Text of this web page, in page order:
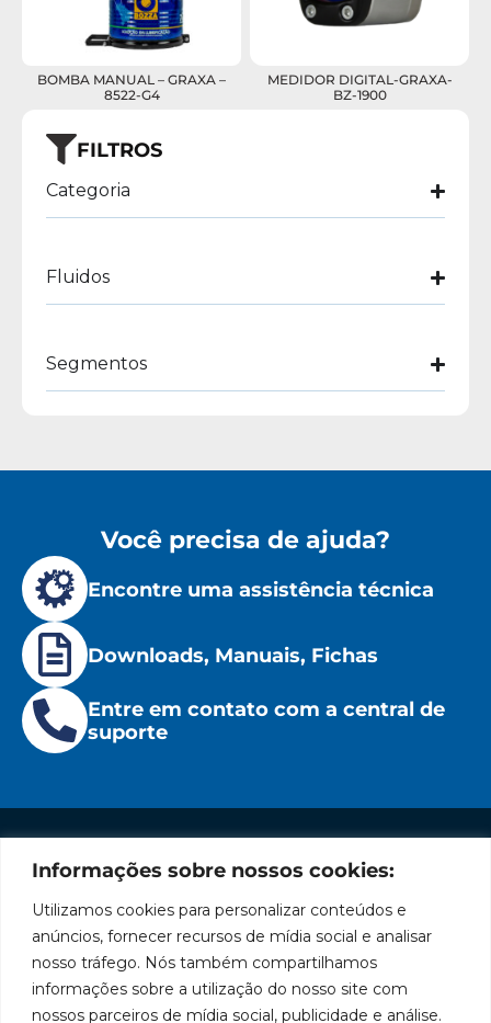
Informações sobre nossos cookies:
Utilizamos cookies para personalizar conteúdos e
anúncios, fornecer recursos de mídia social e analisar
nosso tráfego. Nós também compartilhamos
informações sobre a utilização do nosso site com
nossos parceiros de mídia social, publicidade e análise.
FILTROS
Categoria
Fluidos
Segmentos
BOMBA MANUAL – GRAXA –
8522-G4
MEDIDOR DIGITAL-GRAXA-
BZ-1900
Você precisa de ajuda?
Encontre uma assistência técnica
Downloads, Manuais, Fichas
Entre em contato com a central de
suporte
Marca
líder
em
fabricação
Políticas
Privacidade
Políticas
de
Cookies
Institucional
A Bozza
Produtos
Soluções
Assistências
Localização
Rua
Fale
Conosco
SAC: 0800
019 5050
Redes
Facebook
LinkedIn